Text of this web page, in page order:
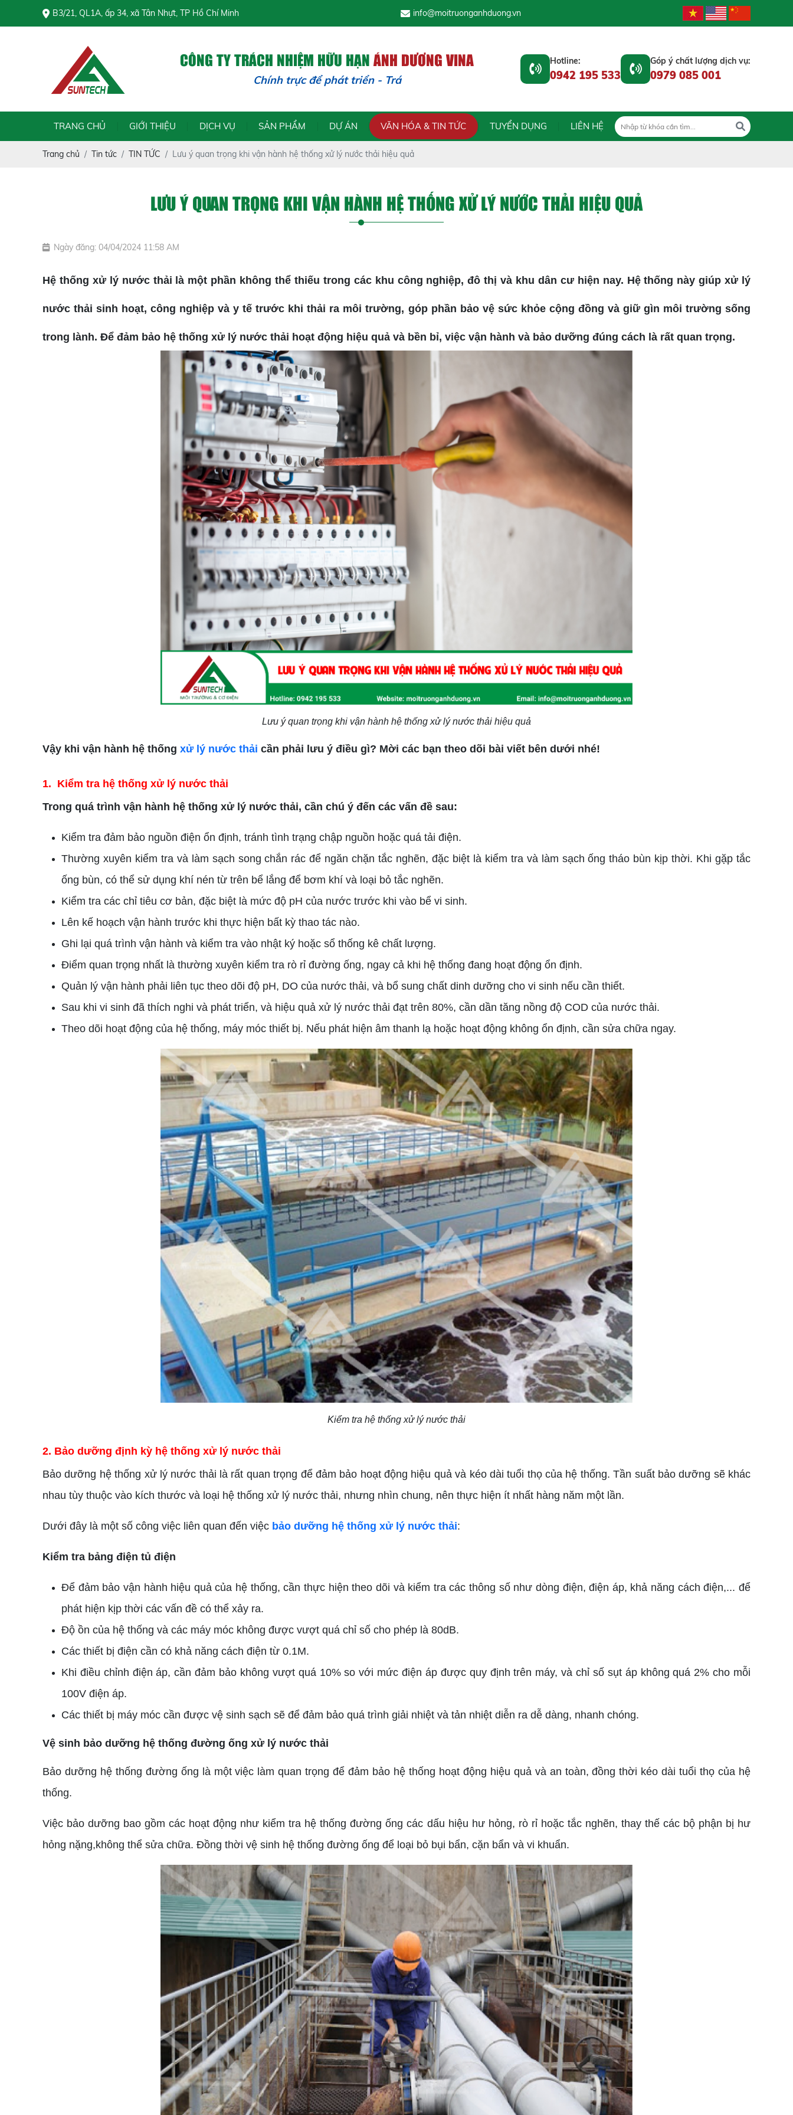
B3/21, QL1A, ấp 34, xã Tân Nhựt, TP Hồ Chí Minh info@moitruonganhduong.vn
CÔNG TY TRÁCH NHIỆM HỮU HẠNÁNH DƯƠNG VINA
Chính trực để phát triển - Trách nhiệm để trường tồn
Hotline:
0942 195 533
Góp ý chất lượng dịch vụ:
0979 085 001
TRANG CHỦ GIỚI THIỆU DỊCH VỤ SẢN PHẨM DỰ ÁN VĂN HÓA & TIN TỨC TUYỂN DỤNG LIÊN HỆ
Trang chủ Tin tức TIN TỨC Lưu ý quan trọng khi vận hành hệ thống xử lý nước thải hiệu quả
LƯU Ý QUAN TRỌNG KHI VẬN HÀNH HỆ THỐNG XỬ LÝ NƯỚC THẢI HIỆU QUẢ
Ngày đăng: 04/04/2024 11:58 AM
Hệ thống xử lý nước thải là một phần không thể thiếu trong các khu công nghiệp, đô thị và khu dân cư hiện nay. Hệ thống này giúp xử lý
nước thải sinh hoạt, công nghiệp và y tế trước khi thải ra môi trường, góp phần bảo vệ sức khỏe cộng đồng và giữ gìn môi trường sống
trong lành. Để đảm bảo hệ thống xử lý nước thải hoạt động hiệu quả và bền bỉ, việc vận hành và bảo dưỡng đúng cách là rất quan trọng.
Lưu ý quan trọng khi vận hành hệ thống xử lý nước thải hiệu quả
Vậy khi vận hành hệ thống xử lý nước thải cần phải lưu ý điều gì? Mời các bạn theo dõi bài viết bên dưới nhé!
1. Kiểm tra hệ thống xử lý nước thải
Trong quá trình vận hành hệ thống xử lý nước thải, cần chú ý đến các vấn đề sau:
Kiểm tra đảm bảo nguồn điện ổn định, tránh tình trạng chập nguồn hoặc quá tải điện.
Thường xuyên kiểm tra và làm sạch song chắn rác để ngăn chặn tắc nghẽn, đặc biệt là kiểm tra và làm sạch ống tháo bùn kịp thời. Khi gặp tắc
ống bùn, có thể sử dụng khí nén từ trên bể lắng để bơm khí và loại bỏ tắc nghẽn.
Kiểm tra các chỉ tiêu cơ bản, đặc biệt là mức độ pH của nước trước khi vào bể vi sinh.
Lên kế hoạch vận hành trước khi thực hiện bất kỳ thao tác nào.
Ghi lại quá trình vận hành và kiểm tra vào nhật ký hoặc sổ thống kê chất lượng.
Điểm quan trọng nhất là thường xuyên kiểm tra rò rỉ đường ống, ngay cả khi hệ thống đang hoạt động ổn định.
Quản lý vận hành phải liên tục theo dõi độ pH, DO của nước thải, và bổ sung chất dinh dưỡng cho vi sinh nếu cần thiết.
Sau khi vi sinh đã thích nghi và phát triển, và hiệu quả xử lý nước thải đạt trên 80%, cần dần tăng nồng độ COD của nước thải.
Theo dõi hoạt động của hệ thống, máy móc thiết bị. Nếu phát hiện âm thanh lạ hoặc hoạt động không ổn định, cần sửa chữa ngay.
Kiểm tra hệ thống xử lý nước thải
2. Bảo dưỡng định kỳ hệ thống xử lý nước thải
Bảo dưỡng hệ thống xử lý nước thải là rất quan trọng để đảm bảo hoạt động hiệu quả và kéo dài tuổi thọ của hệ thống. Tần suất bảo dưỡng sẽ khác
nhau tùy thuộc vào kích thước và loại hệ thống xử lý nước thải, nhưng nhìn chung, nên thực hiện ít nhất hàng năm một lần.
Dưới đây là một số công việc liên quan đến việc bảo dưỡng hệ thống xử lý nước thải:
Kiểm tra bảng điện tủ điện
Để đảm bảo vận hành hiệu quả của hệ thống, cần thực hiện theo dõi và kiểm tra các thông số như dòng điện, điện áp, khả năng cách điện,... để
phát hiện kịp thời các vấn đề có thể xảy ra.
Độ ồn của hệ thống và các máy móc không được vượt quá chỉ số cho phép là 80dB.
Các thiết bị điện cần có khả năng cách điện từ 0.1M.
Khi điều chỉnh điện áp, cần đảm bảo không vượt quá 10% so với mức điện áp được quy định trên máy, và chỉ số sụt áp không quá 2% cho mỗi
100V điện áp.
Các thiết bị máy móc cần được vệ sinh sạch sẽ để đảm bảo quá trình giải nhiệt và tản nhiệt diễn ra dễ dàng, nhanh chóng.
Vệ sinh bảo dưỡng hệ thống đường ống xử lý nước thải
Bảo dưỡng hệ thống đường ống là một việc làm quan trọng để đảm bảo hệ thống hoạt động hiệu quả và an toàn, đồng thời kéo dài tuổi thọ của hệ
thống.
Việc bảo dưỡng bao gồm các hoạt động như kiểm tra hệ thống đường ống các dấu hiệu hư hỏng, rò rỉ hoặc tắc nghẽn, thay thế các bộ phận bị hư
hỏng nặng,không thể sửa chữa. Đồng thời vệ sinh hệ thống đường ống để loại bỏ bụi bẩn, cặn bẩn và vi khuẩn.